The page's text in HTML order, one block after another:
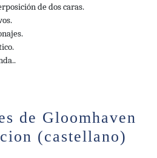
18.95€ Agotado
17.95€
de dos caras.
de Gloomhaven
(castellano)